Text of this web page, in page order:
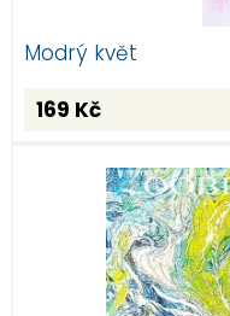
Modrý květ
169 Kč